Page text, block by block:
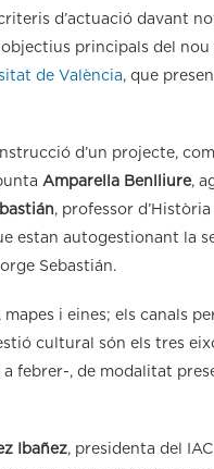
d’actuació davant
principals del nou
de València, que
d’un projecte,
Amparella Benlliure,
, professor
estan autogestionant la
Sebastián.
i eines; els canals
cultural són els tres
febrer-, de modalitat
Ibañez, presidenta del